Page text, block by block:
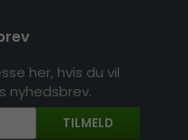
her, hvis du vil
nyhedsbrev.
TILMELD